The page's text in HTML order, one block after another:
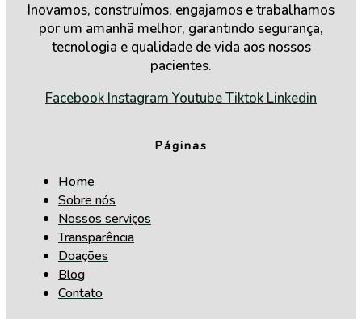
Inovamos, construímos, engajamos e trabalhamos
por um amanhã melhor, garantindo segurança,
tecnologia e qualidade de vida aos nossos
pacientes.
Facebook Instagram YoutubeTiktok Linkedin
Páginas
Home
Sobre nós
Nossos serviços
Transparência
Doações
Blog
Contato